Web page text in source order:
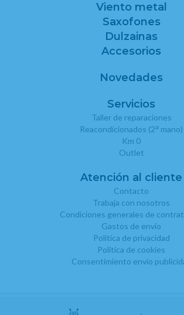
Viento metal
Saxofones
Dulzainas
Accesorios
Novedades
Servicios
Taller de reparaciones
Reacondicionados (2a mano)
Km 0
Outlet
Atención al cliente
Contacto
Trabaja con nosotros
Condiciones generales de
Gastos de envío
Política de privacidad
Política de cookies
Consentimiento envío